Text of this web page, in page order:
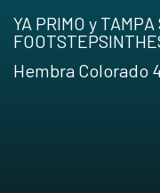
YA PRIMO y
Hembra Colorado